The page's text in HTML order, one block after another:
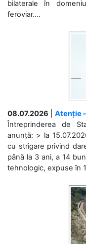
bilaterale în
feroviar....
08.07.2026
Atenție
Întreprinderea de
anunță: > la
cu strigare privind
până la 3 ani, a 14
tehnologic, expuse în